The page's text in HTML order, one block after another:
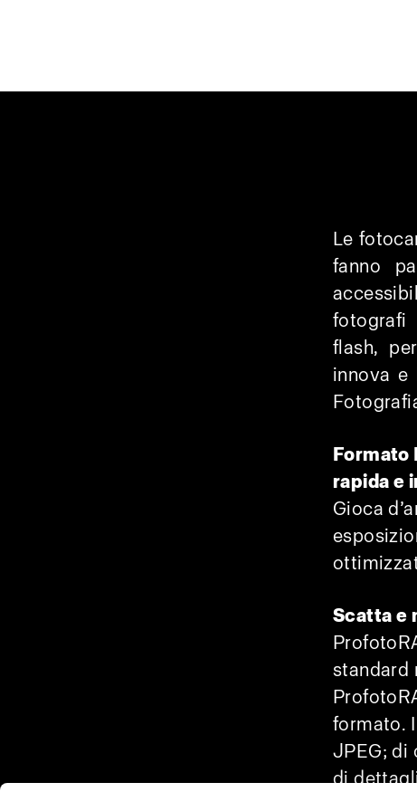
Le
fanno
fotografi
flash,
innova e
Formato
rapida e
Gioca
Scatta e
standard
formato.
JPEG; di
di